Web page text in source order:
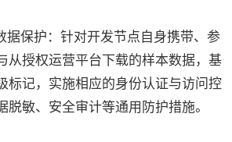
据保护：针对开发节点自身携带、参
从授权运营平台下载的样本数据，基
标记，实施相应的身份认证与访问控
敏、安全审计等通用防护措施。